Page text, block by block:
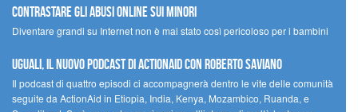
contrastare gli abusi online sui minori
Diventare grandi su Internet non è mai stato così pericoloso per i bambini
UGUALI, il nuovo podcast di ACTIONAID con Roberto Saviano
Il podcast di quattro episodi ci accompagnerà dentro le vite delle comunità
seguite da ActionAid in Etiopia, India, Kenya, Mozambico, Ruanda, e